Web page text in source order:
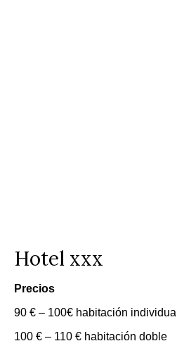
Hotel xxx
Precios
90 € – 100€ habitación individual
100 € – 110 € habitación doble